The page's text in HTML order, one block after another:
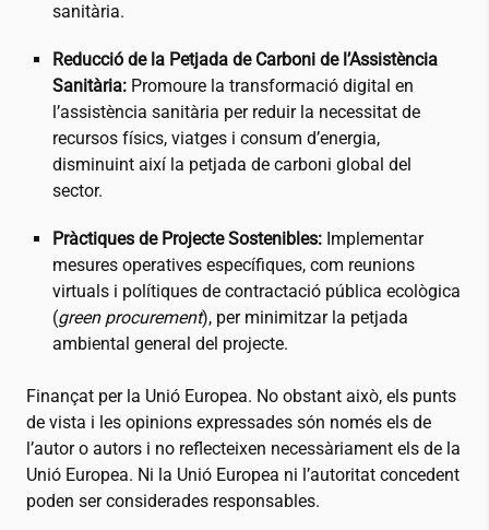
sanitària.
Reducció de la Petjada de Carboni de l’Assistència
Sanitària: Promoure la transformació digital en
l’assistència sanitària per reduir la necessitat de
recursos físics, viatges i consum d’energia,
disminuint així la petjada de carboni global del
sector.
Pràctiques de Projecte Sostenibles: Implementar
mesures operatives específiques, com reunions
virtuals i polítiques de contractació pública ecològica
(green procurement), per minimitzar la petjada
ambiental general del projecte.
Finançat per la Unió Europea. No obstant això, els punts
de vista i les opinions expressades són només els de
l’autor o autors i no reflecteixen necessàriament els de la
Unió Europea. Ni la Unió Europea ni l’autoritat concedent
poden ser considerades responsables.